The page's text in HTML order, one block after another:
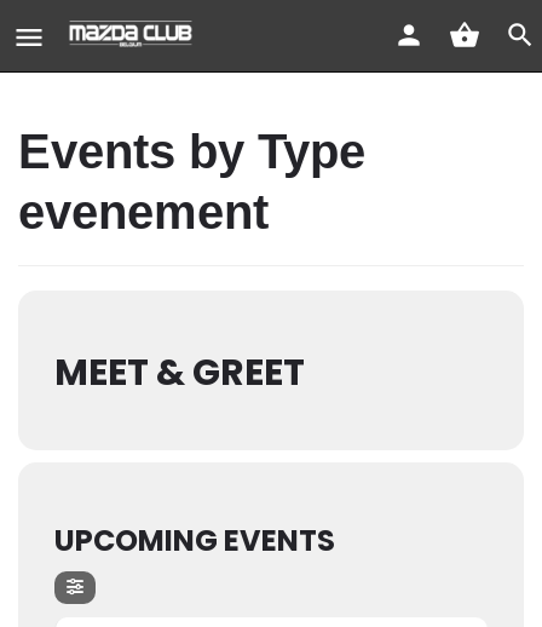
Events by Type
evenement
MEET & GREET
UPCOMING EVENTS